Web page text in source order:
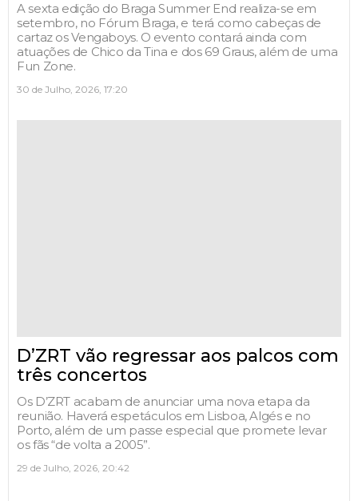
A sexta edição do Braga Summer End realiza-se em
setembro, no Fórum Braga, e terá como cabeças de
cartaz os Vengaboys. O evento contará ainda com
atuações de Chico da Tina e dos 69 Graus, além de uma
Fun Zone.
30 de Julho, 2026, 17:20
D’ZRT vão regressar aos palcos com
três concertos
Os D’ZRT acabam de anunciar uma nova etapa da
reunião. Haverá espetáculos em Lisboa, Algés e no
Porto, além de um passe especial que promete levar
os fãs “de volta a 2005”.
29 de Julho, 2026, 20:42